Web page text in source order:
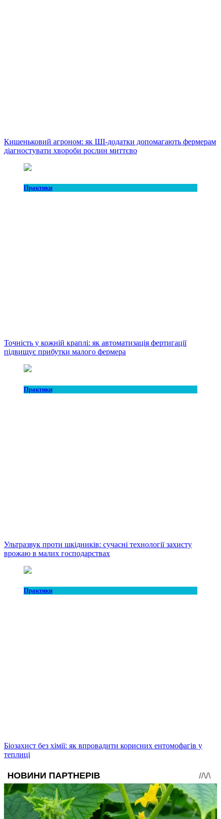
Кишеньковий агроном: як ШІ-додатки допомагають фермерам
діагностувати хвороби рослин миттєво
Практики
Точність у кожній краплі: як автоматизація фертигації
підвищує прибутки малого фермера
Практики
Ультразвук проти шкідників: сучасні технології захисту
врожаю в малих господарствах
Практики
Біозахист без хімії: як впровадити корисних ентомофагів у
теплиці